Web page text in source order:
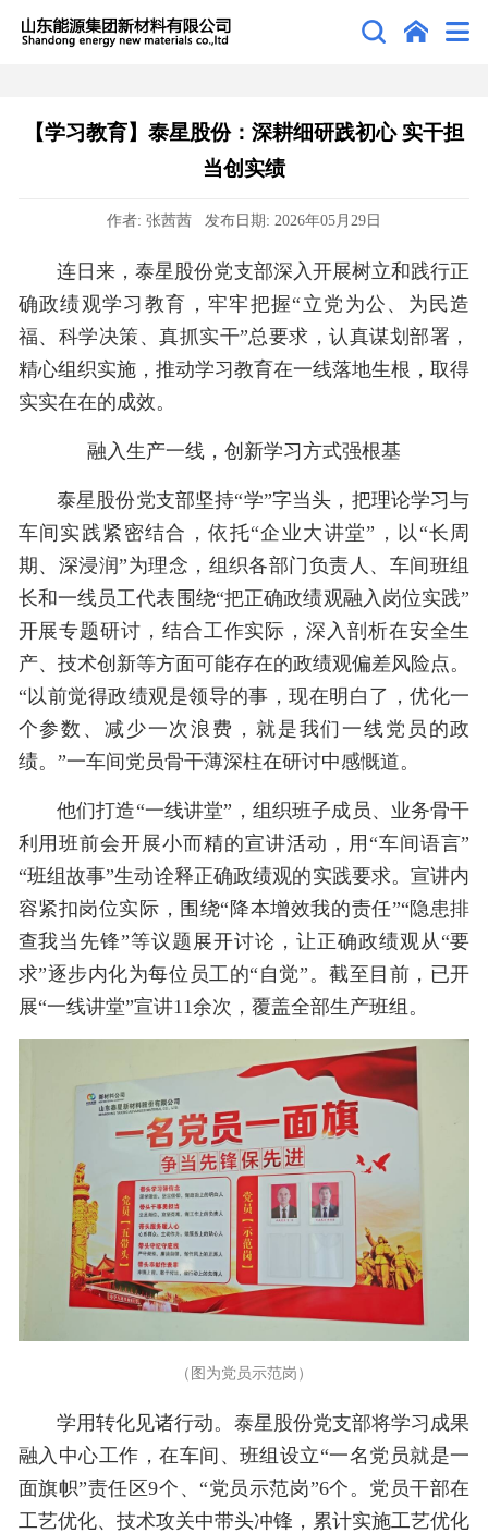
【学习教育】泰星股份：深耕细研践初心 实干担
当创实绩
作者: 张茜茜 发布日期: 2026年05月29日
连日来，泰星股份党支部深入开展树立和践行正
确政绩观学习教育，牢牢把握“立党为公、为民造
福、科学决策、真抓实干”总要求，认真谋划部署，
精心组织实施，推动学习教育在一线落地生根，取得
实实在在的成效。
融入生产一线，创新学习方式强根基
泰星股份党支部坚持“学”字当头，把理论学习与
车间实践紧密结合，依托“企业大讲堂”，以“长周
期、深浸润”为理念，组织各部门负责人、车间班组
长和一线员工代表围绕“把正确政绩观融入岗位实践”
开展专题研讨，结合工作实际，深入剖析在安全生
产、技术创新等方面可能存在的政绩观偏差风险点。
“以前觉得政绩观是领导的事，现在明白了，优化一
个参数、减少一次浪费，就是我们一线党员的政
绩。”一车间党员骨干薄深柱在研讨中感慨道。
他们打造“一线讲堂”，组织班子成员、业务骨干
利用班前会开展小而精的宣讲活动，用“车间语言”
“班组故事”生动诠释正确政绩观的实践要求。宣讲内
容紧扣岗位实际，围绕“降本增效我的责任”“隐患排
查我当先锋”等议题展开讨论，让正确政绩观从“要
求”逐步内化为每位员工的“自觉”。截至目前，已开
展“一线讲堂”宣讲11余次，覆盖全部生产班组。
（图为党员示范岗）
学用转化见诸行动。泰星股份党支部将学习成果
融入中心工作，在车间、班组设立“一名党员就是一
面旗帜”责任区9个、“党员示范岗”6个。党员干部在
工艺优化、技术攻关中带头冲锋，累计实施工艺优化